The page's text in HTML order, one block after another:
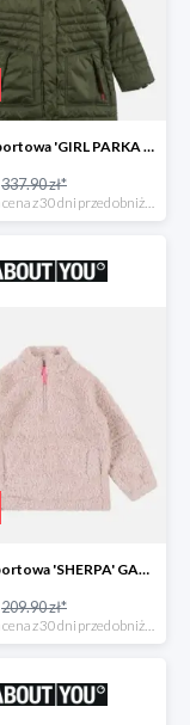
Kurtka sportowa 'GIRL PARKA SNAPS HOOD' CMP -30%
337.90 zł*
*najniższa cena z 30 dni przed obniżką
Bluzka sportowa 'SHERPA' GAP -40%
209.90 zł*
*najniższa cena z 30 dni przed obniżką